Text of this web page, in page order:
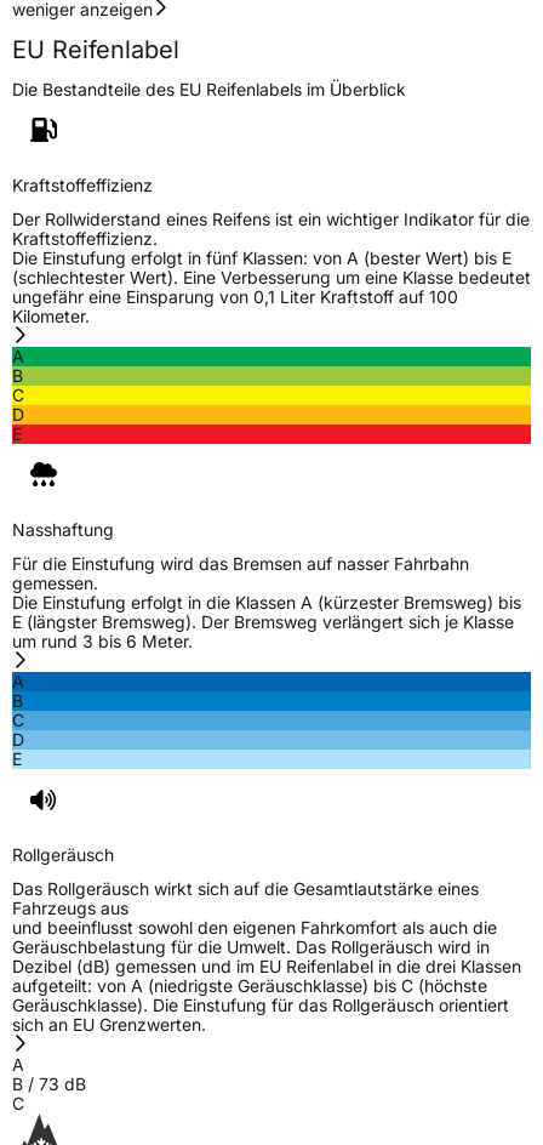
FahrzeugklasseC2
3PMSF / Schneeflockensymbol / Alpine-Symbol
Eisgrip
Allgemeine Produktsicherheit (GPSR)
HerstellerkontaktMANUFACTURE FRANCAISE DES
PNEUMATIQUES MICHELIN, place des
Carmes-Déchaux 23 63000 Clermont-
weniger anzeigen
EU Reifenlabel
Die Bestandteile des EU Reifenlabels im Überblick
Kraftstoffeffizienz
Der Rollwiderstand eines Reifens ist ein wichtiger Indikator für die
Kraftstoffeffizienz.
Die Einstufung erfolgt in fünf Klassen: von A (bester Wert) bis E
(schlechtester Wert). Eine Verbesserung um eine Klasse bedeutet
ungefähr eine Einsparung von 0,1 Liter Kraftstoff auf 100
Kilometer.
A
B
C
D
E
Nasshaftung
Für die Einstufung wird das Bremsen auf nasser Fahrbahn
gemessen.
Die Einstufung erfolgt in die Klassen A (kürzester Bremsweg) bis
E (längster Bremsweg). Der Bremsweg verlängert sich je Klasse
um rund 3 bis 6 Meter.
A
B
C
D
E
Rollgeräusch
Das Rollgeräusch wirkt sich auf die Gesamtlautstärke eines
Fahrzeugs aus
und beeinflusst sowohl den eigenen Fahrkomfort als auch die
Geräuschbelastung für die Umwelt. Das Rollgeräusch wird in
Dezibel (dB) gemessen und im EU Reifenlabel in die drei Klassen
aufgeteilt: von A (niedrigste Geräuschklasse) bis C (höchste
Geräuschklasse). Die Einstufung für das Rollgeräusch orientiert
sich an EU Grenzwerten.
A
B / 73 dB
C